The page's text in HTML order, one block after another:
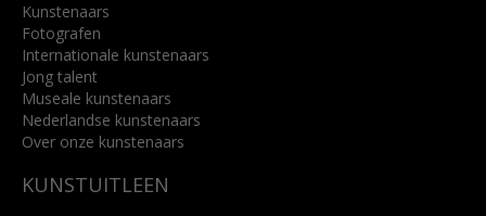
Kunstenaars
Fotografen
Internationale kunstenaars
Jong talent
Museale kunstenaars
Nederlandse kunstenaars
Over onze kunstenaars
KUNSTUITLEEN